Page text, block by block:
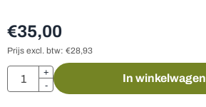
€35,00
Prijs excl. btw: €28,93
Aantal
+
-
In winkelwagen